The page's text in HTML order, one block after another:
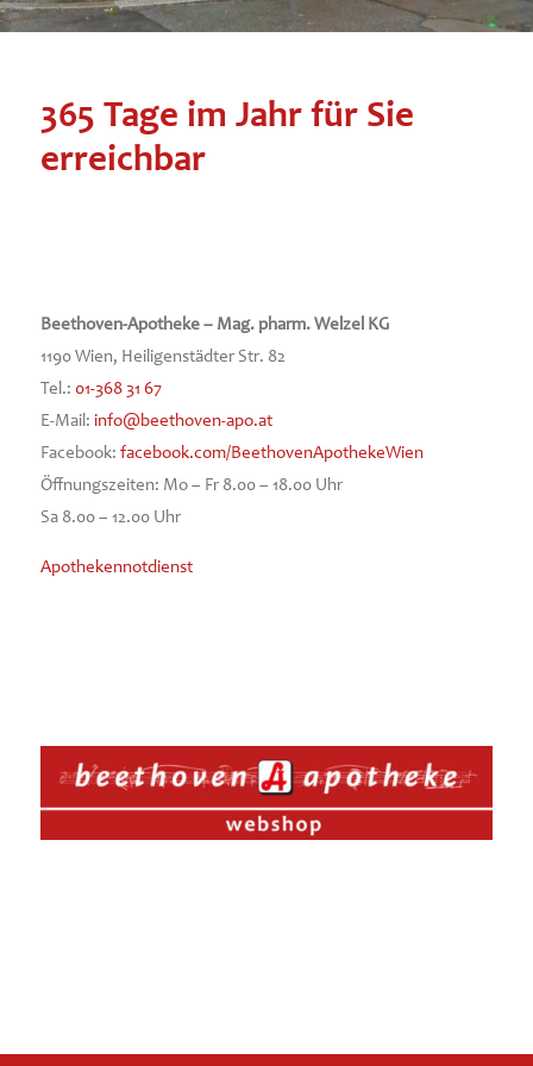
365 Tage im Jahr für Sie
erreichbar
Beethoven-Apotheke – Mag. pharm. Welzel KG
1190 Wien, Heiligenstädter Str. 82
Tel.: 01-368 31 67
E-Mail: info@beethoven-apo.at
Facebook: facebook.com/BeethovenApothekeWien
Öffnungszeiten: Mo – Fr 8.00 – 18.00 Uhr
Sa 8.00 – 12.00 Uhr
Apothekennotdienst